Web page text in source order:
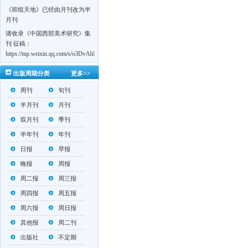
BMxk-
109PkA==&uniplatform=NZKPT&language=CHS
有限，自即日起停止使用，我刊
投稿邮箱变更为 高教投稿邮
邮箱：bedu@cmee.net.cn
《班组天地》已经由月刊改为半
月刊
请收录《中国西部美术研究》集
刊 征稿：
https://mp.weixin.qq.com/s/o3DvAhL6jtTS9ASccwcwPQ
第一辑：
https://mp.weixin.qq.com/s/_w2OMIu6Gs1QL0b_JWhZAQ
更多>>
出版周期分类
周刊 旬刊
半月刊 月刊
双月刊 季刊
半年刊 年刊
日报 早报
晚报 周报
周二报 周三报
周四报 周五报
周六报 周日报
其他报 周二刊
出版社 不定期